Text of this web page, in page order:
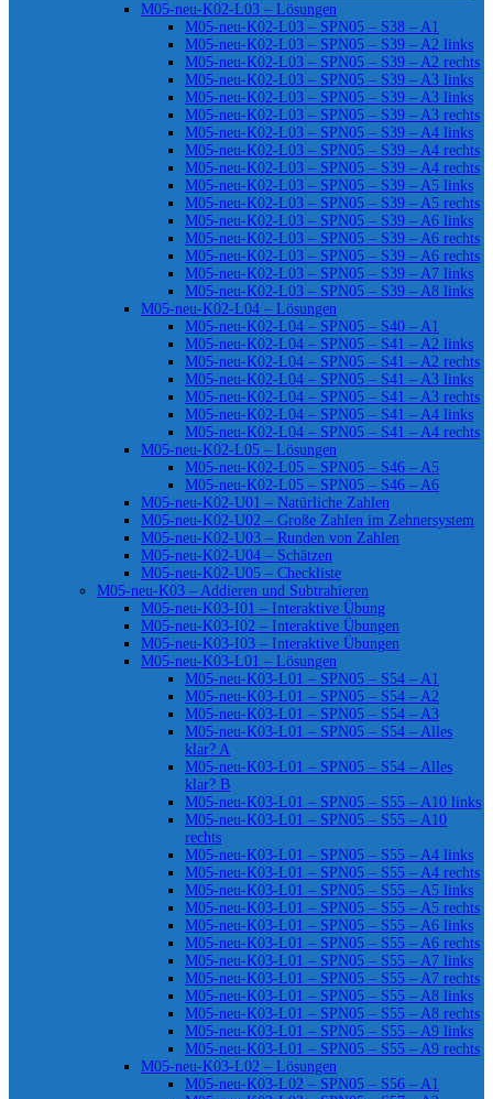
M05-neu-K02-L03 – Lösungen
M05-neu-K02-L03 – SPN05 – S38 – A1
M05-neu-K02-L03 – SPN05 – S39 – A2 links
M05-neu-K02-L03 – SPN05 – S39 – A2 rechts
M05-neu-K02-L03 – SPN05 – S39 – A3 links
M05-neu-K02-L03 – SPN05 – S39 – A3 links
M05-neu-K02-L03 – SPN05 – S39 – A3 rechts
M05-neu-K02-L03 – SPN05 – S39 – A4 links
M05-neu-K02-L03 – SPN05 – S39 – A4 rechts
M05-neu-K02-L03 – SPN05 – S39 – A4 rechts
M05-neu-K02-L03 – SPN05 – S39 – A5 links
M05-neu-K02-L03 – SPN05 – S39 – A5 rechts
M05-neu-K02-L03 – SPN05 – S39 – A6 links
M05-neu-K02-L03 – SPN05 – S39 – A6 rechts
M05-neu-K02-L03 – SPN05 – S39 – A6 rechts
M05-neu-K02-L03 – SPN05 – S39 – A7 links
M05-neu-K02-L03 – SPN05 – S39 – A8 links
M05-neu-K02-L04 – Lösungen
M05-neu-K02-L04 – SPN05 – S40 – A1
M05-neu-K02-L04 – SPN05 – S41 – A2 links
M05-neu-K02-L04 – SPN05 – S41 – A2 rechts
M05-neu-K02-L04 – SPN05 – S41 – A3 links
M05-neu-K02-L04 – SPN05 – S41 – A3 rechts
M05-neu-K02-L04 – SPN05 – S41 – A4 links
M05-neu-K02-L04 – SPN05 – S41 – A4 rechts
M05-neu-K02-L05 – Lösungen
M05-neu-K02-L05 – SPN05 – S46 – A5
M05-neu-K02-L05 – SPN05 – S46 – A6
M05-neu-K02-U01 – Natürliche Zahlen
M05-neu-K02-U02 – Große Zahlen im Zehnersystem
M05-neu-K02-U03 – Runden von Zahlen
M05-neu-K02-U04 – Schätzen
M05-neu-K02-U05 – Checkliste
M05-neu-K03 – Addieren und Subtrahieren
M05-neu-K03-I01 – Interaktive Übung
M05-neu-K03-I02 – Interaktive Übungen
M05-neu-K03-I03 – Interaktive Übungen
M05-neu-K03-L01 – Lösungen
M05-neu-K03-L01 – SPN05 – S54 – A1
M05-neu-K03-L01 – SPN05 – S54 – A2
M05-neu-K03-L01 – SPN05 – S54 – A3
M05-neu-K03-L01 – SPN05 – S54 – Alles
klar? A
M05-neu-K03-L01 – SPN05 – S54 – Alles
klar? B
M05-neu-K03-L01 – SPN05 – S55 – A10 links
M05-neu-K03-L01 – SPN05 – S55 – A10
rechts
M05-neu-K03-L01 – SPN05 – S55 – A4 links
M05-neu-K03-L01 – SPN05 – S55 – A4 rechts
M05-neu-K03-L01 – SPN05 – S55 – A5 links
M05-neu-K03-L01 – SPN05 – S55 – A5 rechts
M05-neu-K03-L01 – SPN05 – S55 – A6 links
M05-neu-K03-L01 – SPN05 – S55 – A6 rechts
M05-neu-K03-L01 – SPN05 – S55 – A7 links
M05-neu-K03-L01 – SPN05 – S55 – A7 rechts
M05-neu-K03-L01 – SPN05 – S55 – A8 links
M05-neu-K03-L01 – SPN05 – S55 – A8 rechts
M05-neu-K03-L01 – SPN05 – S55 – A9 links
M05-neu-K03-L01 – SPN05 – S55 – A9 rechts
M05-neu-K03-L02 – Lösungen
M05-neu-K03-L02 – SPN05 – S56 – A1